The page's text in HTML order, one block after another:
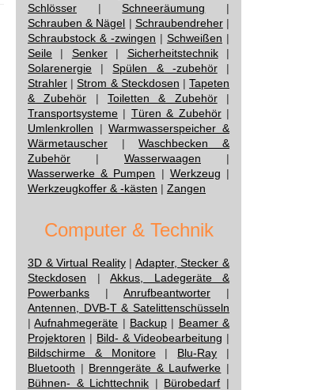
Schlösser |Schneeräumung |
Schrauben & Nägel | Schraubendreher|
Schraubstock & -zwingen | Schweißen |
Seile | Senker| Sicherheitstechnik|
Solarenergie |Spülen & -zubehör|
Strahler |Strom & Steckdosen |Tapeten
& Zubehör |Toiletten & Zubehör|
Transportsysteme | Türen & Zubehör|
Umlenkrollen |Warmwasserspeicher &
Wärmetauscher |Waschbecken &
Zubehör | Wasserwaagen |
Wasserwerke & Pumpen | Werkzeug |
Werkzeugkoffer & -kästen | Zangen
Computer & Technik
3D & Virtual Reality| Adapter, Stecker &
Steckdosen | Akkus, Ladegeräte &
Powerbanks | Anrufbeantworter |
Antennen, DVB-T & Satelittenschüsseln
|Aufnahmegeräte | Backup | Beamer &
Projektoren | Bild- & Videobearbeitung |
Bildschirme & Monitore| Blu-Ray |
Bluetooth | Brenngeräte & Laufwerke |
Bühnen- & Lichttechnik | Bürobedarf |